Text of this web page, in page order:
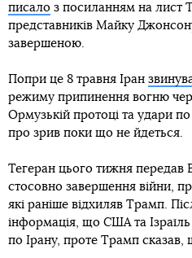
писало з посиланням на лист
представників Майку
завершеною.
Попри це 8 травня Іран
режиму припинення вогню
Ормузькій протоці та удари
про зрив поки що не йдеться.
Тегеран цього тижня передав
стосовно завершення війни,
які раніше відхиляв Трамп.
інформація, що США та
по Ірану, проте Трамп сказав,